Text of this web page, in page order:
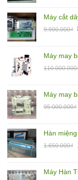
Máy cắt
9.900.000₫
Máy may
110.000.000
Máy may
95.000.000₫
Hàn
1.650.000₫
Máy Hàn